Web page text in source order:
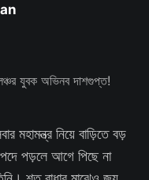
মহামন্ত্র নিয়ে বাড়িতে বড়
পড়লে আগে পিছে না